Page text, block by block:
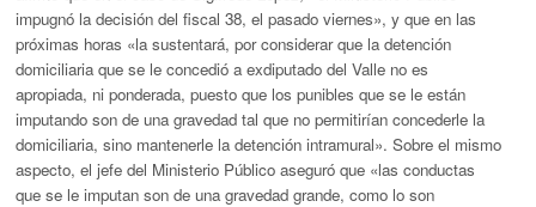
impugnó la decisión del fiscal 38, el pasado viernes», y que en las
próximas horas «la sustentará, por considerar que la detención
domiciliaria que se le concedió a exdiputado del Valle no es
apropiada, ni ponderada, puesto que los punibles que se le están
imputando son de una gravedad tal que no permitirían concederle la
domiciliaria, sino mantenerle la detención intramural». Sobre el mismo
aspecto, el jefe del Ministerio Público aseguró que «las conductas
que se le imputan son de una gravedad grande, como lo son